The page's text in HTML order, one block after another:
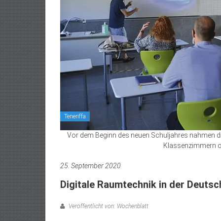
Teneriffa
Vor dem Beginn des neuen Schuljahres nahmen
Klassenzimmern
25. September 2020
Digitale Raumtechnik in der
Veröffentlicht von: Wochenblatt